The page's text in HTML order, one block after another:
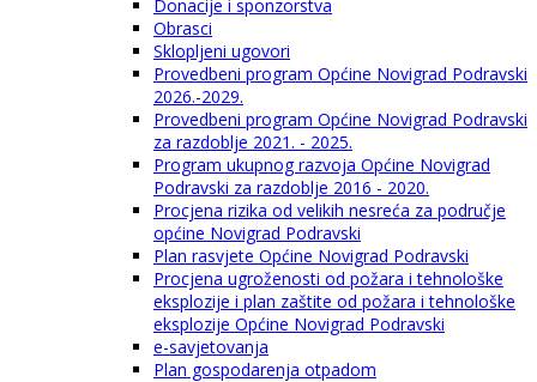
Donacije i sponzorstva
Obrasci
Sklopljeni ugovori
Provedbeni program Općine Novigrad Podravski
2026.-2029.
Provedbeni program Općine Novigrad Podravski
za razdoblje 2021. - 2025.
Program ukupnog razvoja Općine Novigrad
Podravski za razdoblje 2016 - 2020.
Procjena rizika od velikih nesreća za područje
općine Novigrad Podravski
Plan rasvjete Općine Novigrad Podravski
Procjena ugroženosti od požara i tehnološke
eksplozije i plan zaštite od požara i tehnološke
eksplozije Općine Novigrad Podravski
e-savjetovanja
Plan gospodarenja otpadom